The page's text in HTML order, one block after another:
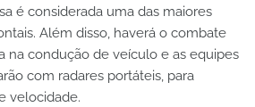
é considerada uma das maiores
Além disso, haverá o combate
na condução de veículo e as equipes
com radares portáteis, para
velocidade.